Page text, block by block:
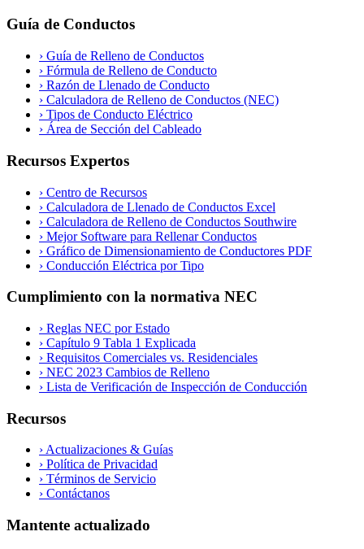
Guía de Conductos
› Guía de Relleno de Conductos
› Fórmula de Relleno de Conducto
› Razón de Llenado de Conducto
› Calculadora de Relleno de Conductos (NEC)
› Tipos de Conducto Eléctrico
› Área de Sección del Cableado
Recursos Expertos
› Centro de Recursos
› Calculadora de Llenado de Conductos Excel
› Calculadora de Relleno de Conductos Southwire
› Mejor Software para Rellenar Conductos
› Gráfico de Dimensionamiento de Conductores PDF
› Conducción Eléctrica por Tipo
Cumplimiento con la normativa NEC
› Reglas NEC por Estado
› Capítulo 9 Tabla 1 Explicada
› Requisitos Comerciales vs. Residenciales
› NEC 2023 Cambios de Relleno
› Lista de Verificación de Inspección de Conducción
Recursos
›Actualizaciones & Guías
› Política de Privacidad
› Términos de Servicio
› Contáctanos
Mantente actualizado